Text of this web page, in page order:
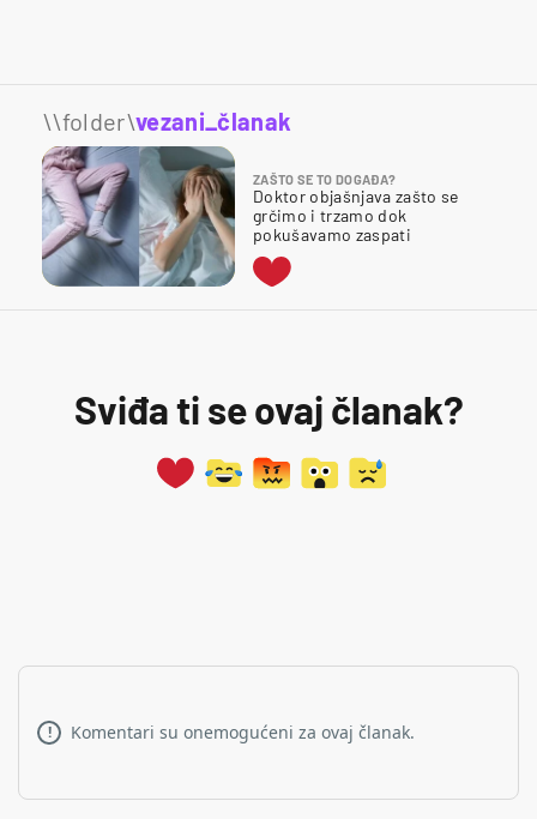
\\folder\vezani_članak
ZAŠTO SE TO DOGAĐA?
Doktor objašnjava zašto se
grčimo i trzamo dok
pokušavamo zaspati
Sviđa ti se ovaj članak?
! Komentari su onemogućeni za ovaj članak.